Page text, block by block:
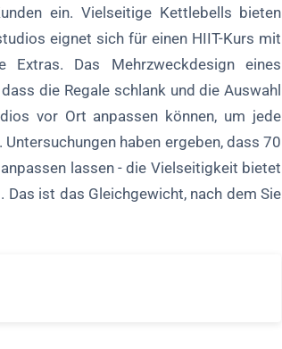
ein. Vielseitige Kettlebells bieten
eignet sich für einen HIIT-Kurs mit
Das Mehrzweckdesign eines
die Regale schlank und die Auswahl
vor Ort anpassen können, um jede
haben ergeben, dass 70
lassen - die Vielseitigkeit bietet
ist das Gleichgewicht, nach dem Sie